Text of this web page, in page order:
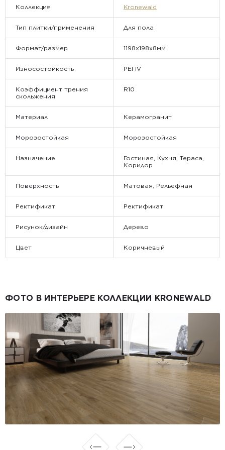
Коллекция Kronewald
Тип плитки/применения Для пола
Формат/размер 1198х198x8мм
Износостойкость PEI IV
Коэффициент трения
скольжения
R10
Материал Керамогранит
Морозостойкая Морозостойкая
Назначение
Гостиная, Кухня, Тераса,
Коридор
Поверхность Матовая, Рельефная
Ректификат Ректификат
Рисунок/дизайн Дерево
Цвет Коричневый
ФОТО В ИНТЕРЬЕРЕ КОЛЛЕКЦИИ KRONEWALD